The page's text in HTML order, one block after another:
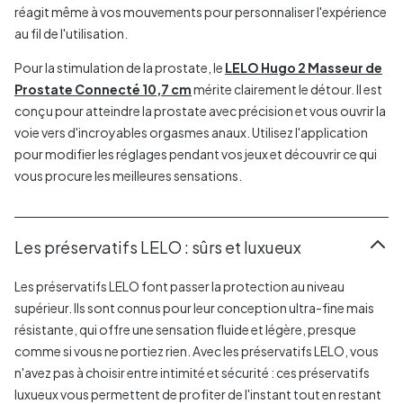
réagit même à vos mouvements pour personnaliser l'expérience
au fil de l'utilisation.
Pour la stimulation de la prostate, le LELO Hugo 2 Masseur de
Prostate Connecté 10,7 cmmérite clairement le détour. Il est
conçu pour atteindre la prostate avec précision et vous ouvrir la
voie vers d'incroyables orgasmes anaux. Utilisez l'application
pour modifier les réglages pendant vos jeux et découvrir ce qui
vous procure les meilleures sensations.
Les préservatifs LELO : sûrs et luxueux
Les préservatifs LELO font passer la protection au niveau
supérieur. Ils sont connus pour leur conception ultra-fine mais
résistante, qui offre une sensation fluide et légère, presque
comme si vous ne portiez rien. Avec les préservatifs LELO, vous
n'avez pas à choisir entre intimité et sécurité : ces préservatifs
luxueux vous permettent de profiter de l'instant tout en restant